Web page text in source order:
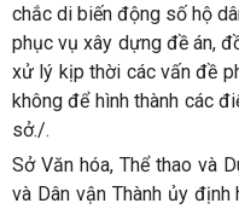
chắc di biến động số hộ
phục vụ xây dựng đề án,
xử lý kịp thời các vấn đề
không để hình thành các
sở./.
Sở Văn hóa, Thể thao và
và Dân vận Thành ủy